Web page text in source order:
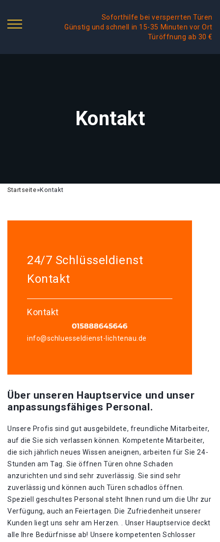
Soforthilfe bei versperrten Türen
Günstig und schnell in 15-35 Minuten vor Ort
Türöffnung ab 30 €
Kontakt
Startseite»Kontakt
24/7 Schlüsseldienst
Kontakt
Kontakt
info@schluesseldienst-lichtenau.de
Über unseren Hauptservice und unser
anpassungsfähiges Personal.
Unsere Profis sind gut ausgebildete, freundliche Mitarbeiter,
auf die Sie sich verlassen können. Kompetente Mitarbeiter,
die sich jährlich neues Wissen aneignen, arbeiten für Sie 24-
Stunden am Tag. Sie öffnen Türen ohne Schaden
anzurichten und sind sehr zuverlässig. Sie sind sehr
zuverlässig und können auch Türen schadlos öffnen.
Speziell geschultes Personal steht Ihnen rund um die Uhr zur
Verfügung, auch an Feiertagen. Die Zufriedenheit unserer
Kunden liegt uns sehr am Herzen. . Unser Hauptservice deckt
alle Ihre Bedürfnisse ab! Unsere kompetenten Schlosser